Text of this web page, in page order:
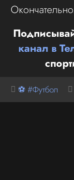
канал в
⚽ #Футбол